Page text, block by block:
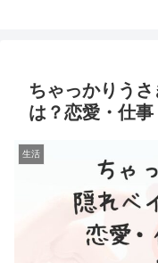
ちゃっかりう
は？恋愛・仕
生活